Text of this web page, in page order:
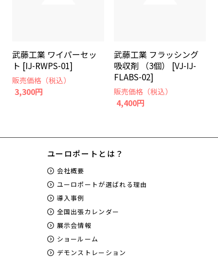
武藤工業 ワイパーセッ
ト [IJ-RWPS-01]
販売価格（税込）
3,300円
武藤工業 フラッシング
吸収剤 （3個） [VJ-IJ-
FLABS-02]
販売価格（税込）
4,400円
ユーロポートとは？
会社概要
ユーロポートが選ばれる理由
導入事例
全国出張カレンダー
展示会情報
ショールーム
デモンストレーション